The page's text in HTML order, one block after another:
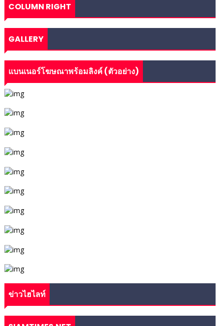
COLUMN RIGHT
GALLERY
แบนเนอร์โฆษณาพร้อมลิงค์ (ตัวอย่าง)
ข่าวไฮไลท์